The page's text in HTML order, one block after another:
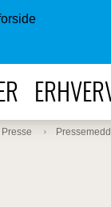
Presse